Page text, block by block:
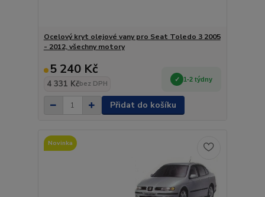
Ocelový kryt olejové vany pro Seat Toledo 3 2005
- 2012, všechny motory
5 240 Kč
4 331 Kčbez DPH
1-2 týdny
Přidat do košíku
Novinka